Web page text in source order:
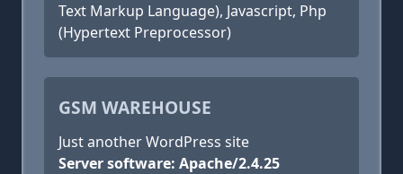
Text Markup Language), Javascript, Php
(Hypertext Preprocessor)
GSM WAREHOUSE
Just another WordPress site
Server software: Apache/2.4.25